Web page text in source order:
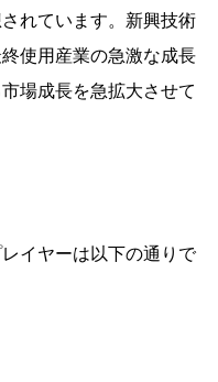
れています。新興技術
使用産業の急激な成長
場成長を急拡大させて
イヤーは以下の通りで